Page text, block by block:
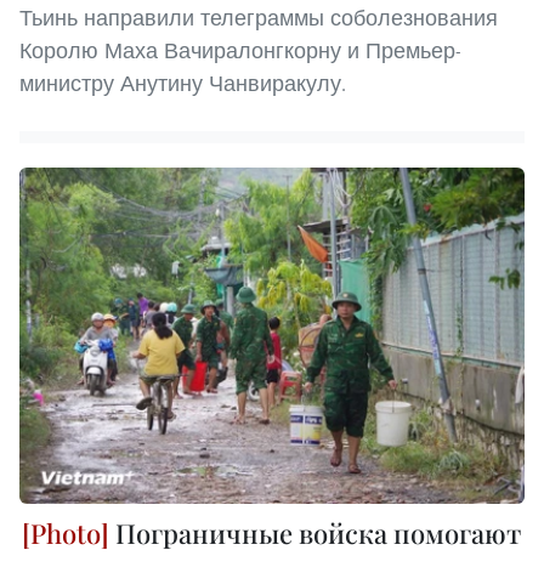
Тьинь направили телеграммы соболезнования
Королю Маха Вачиралонгкорну и Премьер-
министру Анутину Чанвиракулу.
Пограничные войска помогают